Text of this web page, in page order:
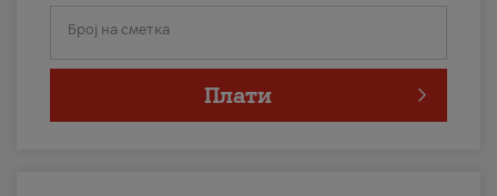
Број на сметка
Плати